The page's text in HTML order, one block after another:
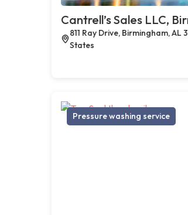
Cantrell’s Sales LLC,
811 Ray Drive, Birmingham, AL
States
Pressure washing service